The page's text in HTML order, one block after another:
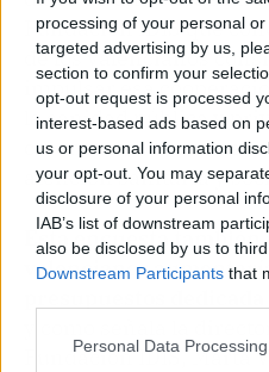
processing of your personal
targeted advertising by us,
section to confirm your
opt-out request is processed
interest-based ads based on
us or personal information
your opt-out. You may
disclosure of your personal
IAB’s list of downstream
also be disclosed by us to
Downstream Participants that
Personal Data
Fundación IDIS que
de los valencianos
impulsar esa
la sanidad pública y
creen muy o bastante
atención sanitaria y
Esta encuesta también
valencianos
Fundación IDIS, Marta